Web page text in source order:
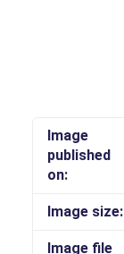
Image
published
on:
Image size:
Image file